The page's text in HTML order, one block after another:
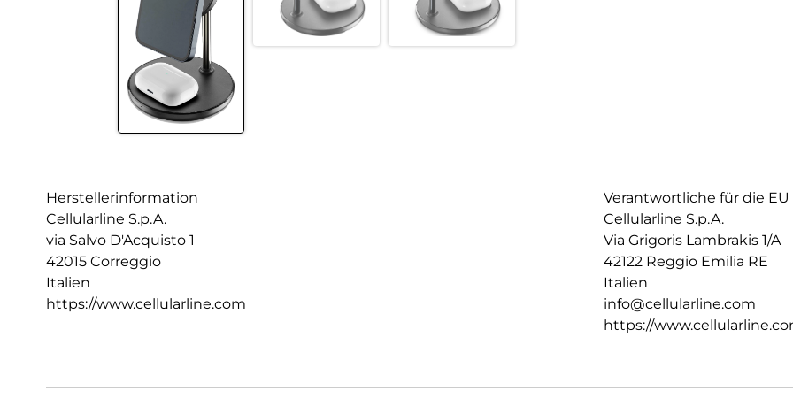
Herstellerinformation
Cellularline S.p.A.
via Salvo D'Acquisto 1
42015 Correggio
Italien
https://www.cellularline.com
Verantwortliche für die EU
Cellularline S.p.A.
Via Grigoris Lambrakis 1/A
42122 Reggio Emilia RE
Italien
info@cellularline.com
https://